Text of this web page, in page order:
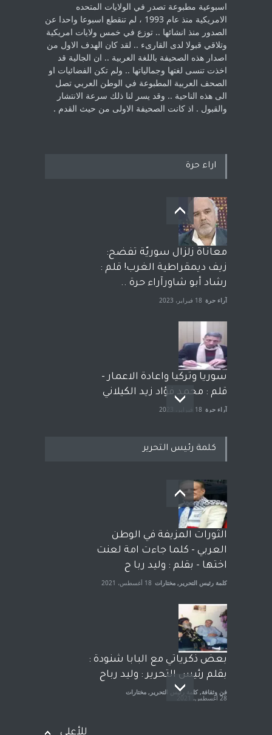
اسبوعية مطبوعة تصدر في الولايات المتحده
الامريكية منذ عام 1993 ، لم ‏تنقطع اسبوعا واحدا عن
الصدور منذ انشائها .. توزع في خمس ولايات امريكية
‏وتلاقي قبولا لدى القارىء ..‏ لقد كان الهدف الاول من
اصدار هذه الصحيفة باللغة العربية .. ان الجالية قد
اخذت ‏تنسى لغتها وجمالياتها .. ولم تكن الفضائيات او
الصحف العربية المطبوعة في الوطن ‏العربي تصل
الى هذه الناحية .. وقد يسر لنا ذلك سرعة الانتشار
والقبول . اذ كانت ‏الصحيفة الاولى من حيث القدم . ‏
اراء حرة
معاناة زلزال سوريّة تفضح:
زيف ديمقراطية الغرب! قلم :
رشاد أبو شاورآراء حرة ..
آراء حرة 18 فبراير، 2023
سوريا وتركيا واعادة الاعمار -
قلم : محمد فؤاد زيد الكيلاني
آراء حرة 18 فبراير، 2023
بعد معارك قضائية طاحنة كتب
وترافع فيها بنفسه مرة اخرى..
الشيخ طارق يوسف يقهر
الحكومة الأمريكية ، فأعطوه
الجنسية عن يد وهم صاغرون،
آراء حرة مختارات 7 أبريل، 2023
كلمة رئيس التحرير
الثورات المزيفة في الوطن
العربي - كلما جاءت امة لعنت
اختها - بقلم : وليد ربا ح
كلمة رئيس التحرير , مختارات 18 أغسطس، 2021
بعض ذكرياتي مع البابا شنودة :
بقلم رئيس التحرير : وليد رباح
فن وثقافة, كلمة رئيس التحرير , مختارات
28 أغسطس، 2021
للأعلى